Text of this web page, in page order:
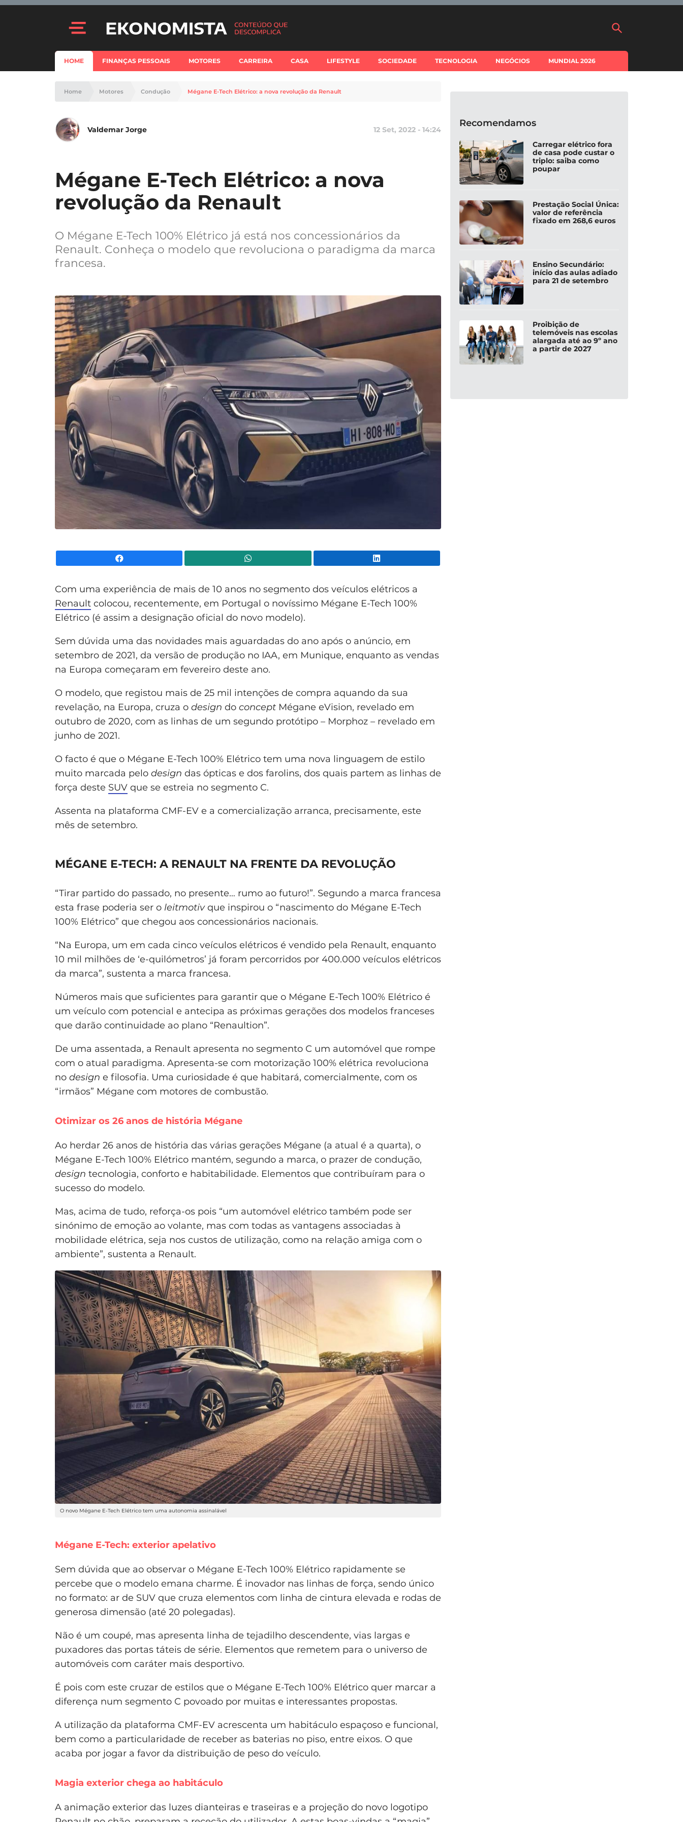
HOME FINANÇAS PESSOAIS MOTORES CARREIRA CASA LIFESTYLE SOCIEDADE TECNOLOGIA NEGÓCIOS MUNDIAL 2026
Home Motores Condução Mégane E-Tech Elétrico: a nova revolução da Renault
Valdemar Jorge 12 Set, 2022 - 14:24
Mégane E-Tech Elétrico: a nova
revolução da Renault
O Mégane E-Tech 100% Elétrico já está nos concessionários da
Renault. Conheça o modelo que revoluciona o paradigma da marca
francesa.
Com uma experiência de mais de 10 anos no segmento dos veículos elétricos a
Renault colocou, recentemente, em Portugal o novíssimo Mégane E-Tech 100%
Elétrico (é assim a designação oficial do novo modelo).
Sem dúvida uma das novidades mais aguardadas do ano após o anúncio, em
setembro de 2021, da versão de produção no IAA, em Munique, enquanto as vendas
na Europa começaram em fevereiro deste ano.
O modelo, que registou mais de 25 mil intenções de compra aquando da sua
revelação, na Europa, cruza o design do concept Mégane eVision, revelado em
outubro de 2020, com as linhas de um segundo protótipo – Morphoz – revelado em
junho de 2021.
O facto é que o Mégane E-Tech 100% Elétrico tem uma nova linguagem de estilo
muito marcada pelo design das ópticas e dos farolins, dos quais partem as linhas de
força deste SUV que se estreia no segmento C.
Assenta na plataforma CMF-EV e a comercialização arranca, precisamente, este
mês de setembro.
MÉGANE E-TECH: A RENAULT NA FRENTE DA REVOLUÇÃO
“Tirar partido do passado, no presente… rumo ao futuro!”. Segundo a marca francesa
esta frase poderia ser o leitmotivque inspirou o “nascimento do Mégane E-Tech
100% Elétrico” que chegou aos concessionários nacionais.
“Na Europa, um em cada cinco veículos elétricos é vendido pela Renault, enquanto
10 mil milhões de ‘e-quilómetros’ já foram percorridos por 400.000 veículos elétricos
da marca”, sustenta a marca francesa.
Números mais que suficientes para garantir que o Mégane E-Tech 100% Elétrico é
um veículo com potencial e antecipa as próximas gerações dos modelos franceses
que darão continuidade ao plano “Renaultion”.
De uma assentada, a Renault apresenta no segmento C um automóvel que rompe
com o atual paradigma. Apresenta-se com motorização 100% elétrica revoluciona
no design e filosofia. Uma curiosidade é que habitará, comercialmente, com os
“irmãos” Mégane com motores de combustão.
Otimizar os 26 anos de história Mégane
Ao herdar 26 anos de história das várias gerações Mégane (a atual é a quarta), o
Mégane E-Tech 100% Elétrico mantém, segundo a marca, o prazer de condução,
design tecnologia, conforto e habitabilidade. Elementos que contribuíram para o
sucesso do modelo.
Mas, acima de tudo, reforça-os pois “um automóvel elétrico também pode ser
sinónimo de emoção ao volante, mas com todas as vantagens associadas à
mobilidade elétrica, seja nos custos de utilização, como na relação amiga com o
ambiente”, sustenta a Renault.
O novo Mégane E-Tech Elétrico tem uma autonomia assinalável
Mégane E-Tech: exterior apelativo
Sem dúvida que ao observar o Mégane E-Tech 100% Elétrico rapidamente se
percebe que o modelo emana charme. É inovador nas linhas de força, sendo único
no formato: ar de SUV que cruza elementos com linha de cintura elevada e rodas de
generosa dimensão (até 20 polegadas).
Não é um coupé, mas apresenta linha de tejadilho descendente, vias largas e
puxadores das portas táteis de série. Elementos que remetem para o universo de
automóveis com caráter mais desportivo.
É pois com este cruzar de estilos que o Mégane E-Tech 100% Elétrico quer marcar a
diferença num segmento C povoado por muitas e interessantes propostas.
A utilização da plataforma CMF-EV acrescenta um habitáculo espaçoso e funcional,
bem como a particularidade de receber as baterias no piso, entre eixos. O que
acaba por jogar a favor da distribuição de peso do veículo.
Magia exterior chega ao habitáculo
A animação exterior das luzes dianteiras e traseiras e a projeção do novo logotipo
Recomendamos
Carregar elétrico fora
de casa pode custar o
triplo: saiba como
poupar
Prestação Social Única:
valor de referência
fixado em 268,6 euros
Ensino Secundário:
início das aulas adiado
para 21 de setembro
Proibição de
telemóveis nas escolas
alargada até ao 9º ano
a partir de 2027